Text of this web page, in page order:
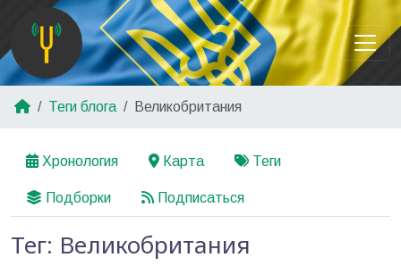
Теги блога Великобритания
Хронология Карта Теги
Подборки Подписаться
Тег: Великобритания